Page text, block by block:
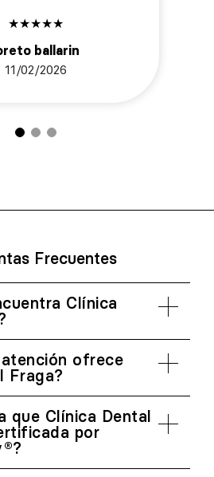
★★★★★
ballarin
11/02/2026
Frecuentes
Clínica
ofrece
Fraga?
que Clínica Dental
por